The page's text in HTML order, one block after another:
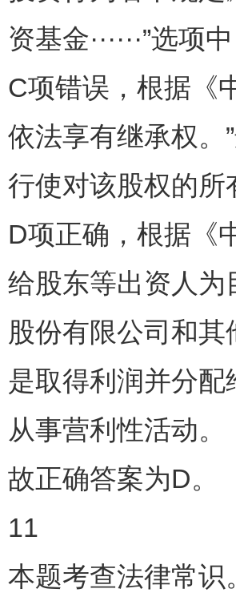
资基金······”选
C项错误，根据《
依法享有继承权。
行使对该股权的
D项正确，根据《
给股东等出资人
股份有限公司和
是取得利润并分
从事营利性活动。
故正确答案为D。
11
本题考查法律常识